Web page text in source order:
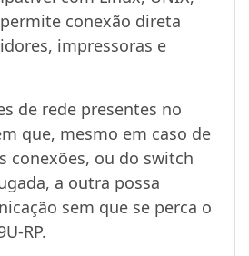
conexão direta
impressoras e
de rede presentes no
que, mesmo em caso de
conexões, ou do switch
a outra possa
sem que se perca o
RP.